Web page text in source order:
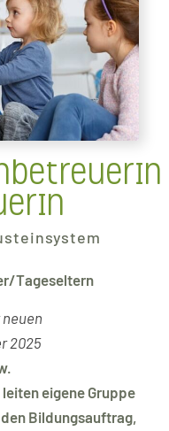
Tageseltern
2025
eigene Gruppe
Bildungsauftrag,